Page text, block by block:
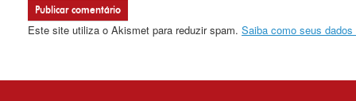
Este site utiliza o Akismet para reduzir spam. Saiba como seus